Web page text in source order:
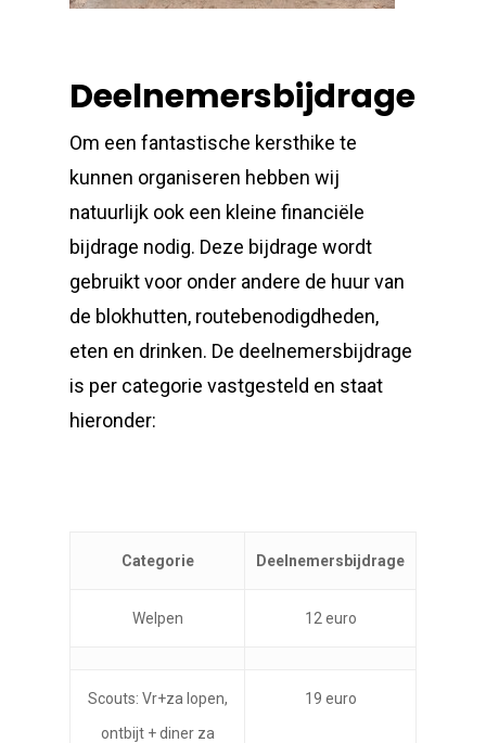
Deelnemersbijdrage
Om een fantastische kersthike te
kunnen organiseren hebben wij
natuurlijk ook een kleine financiële
bijdrage nodig. Deze bijdrage wordt
gebruikt voor onder andere de huur van
de blokhutten, routebenodigdheden,
eten en drinken. De deelnemersbijdrage
is per categorie vastgesteld en staat
hieronder:
Categorie Deelnemersbijdrage
Welpen 12 euro
Scouts: Vr+za lopen,
ontbijt + diner za
19 euro